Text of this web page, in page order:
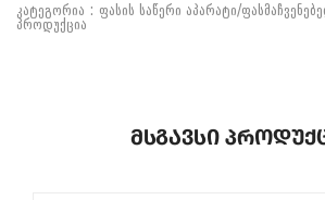
ᲙᲐᲢᲔᲒᲝᲠᲘᲐ : ᲤᲐᲡᲘᲡ ᲡᲐᲬᲔᲠᲘ ᲐᲞᲐᲠᲐᲢᲘ/
ᲞᲠᲝᲓᲣᲥᲪᲘᲐ
Მსგავსი